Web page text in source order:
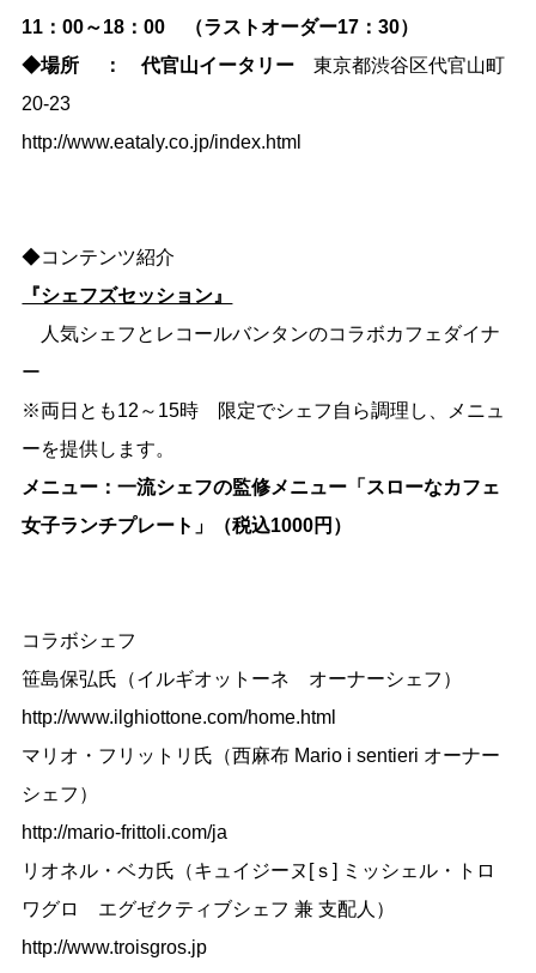
11：00～18：00 （ラストオーダー17：30）
◆場所 ： 代官山イータリー東京都渋谷区代官山町
20-23
http://www.eataly.co.jp/index.html
◆コンテンツ紹介
『シェフズセッション』
人気シェフとレコールバンタンのコラボカフェダイナ
ー
※両日とも12～15時 限定でシェフ自ら調理し、メニュ
ーを提供します。
メニュー：一流シェフの監修メニュー「スローなカフェ
女子ランチプレート」（税込1000円）
コラボシェフ
笹島保弘氏（イルギオットーネ オーナーシェフ）
http://www.ilghiottone.com/home.html
マリオ・フリットリ氏（西麻布 Mario i sentieri オーナー
シェフ）
http://mario-frittoli.com/ja
リオネル・ベカ氏（キュイジーヌ[ｓ] ミッシェル・トロ
ワグロ エグゼクティブシェフ 兼 支配人）
http://www.troisgros.jp